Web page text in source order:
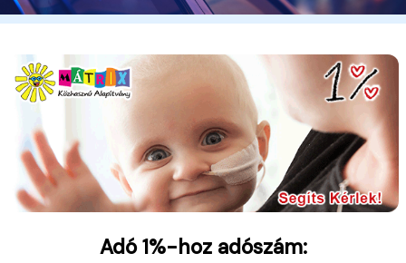
Adó 1%-hoz adószám: